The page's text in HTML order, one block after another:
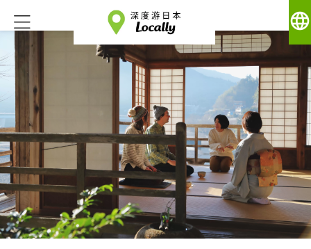
language